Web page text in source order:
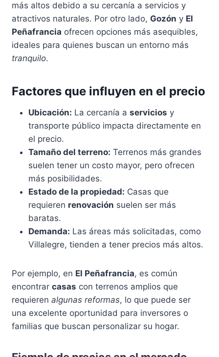
más altos debido a su cercanía a servicios y
atractivos naturales. Por otro lado, Gozón y El
Peñafrancia ofrecen opciones más asequibles,
ideales para quienes buscan un entorno más
tranquilo.
Factores que influyen en el precio
Ubicación: La cercanía a servicios y
transporte público impacta directamente en
el precio.
Tamaño del terreno: Terrenos más grandes
suelen tener un costo mayor, pero ofrecen
más posibilidades.
Estado de la propiedad: Casas que
requieren renovación suelen ser más
baratas.
Demanda: Las áreas más solicitadas, como
Villalegre, tienden a tener precios más altos.
Por ejemplo, en El Peñafrancia, es común
encontrar casas con terrenos amplios que
requieren algunas reformas, lo que puede ser
una excelente oportunidad para inversores o
familias que buscan personalizar su hogar.